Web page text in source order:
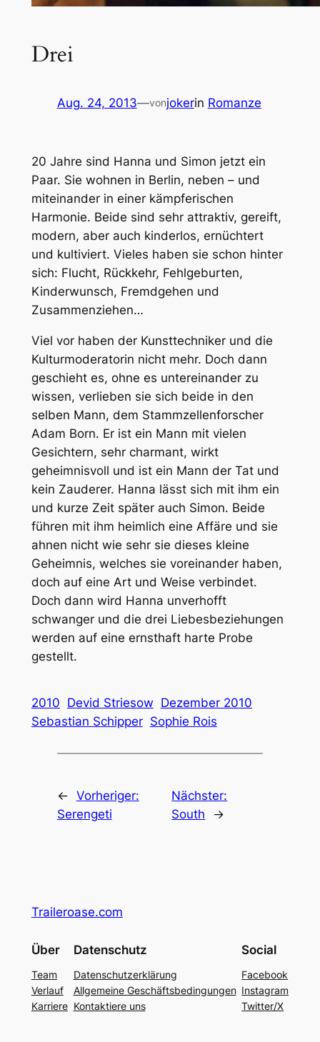
Drei
Aug. 24, 2013—vonjokerin Romanze
20 Jahre sind Hanna und Simon jetzt ein
Paar. Sie wohnen in Berlin, neben – und
miteinander in einer kämpferischen
Harmonie. Beide sind sehr attraktiv, gereift,
modern, aber auch kinderlos, ernüchtert
und kultiviert. Vieles haben sie schon hinter
sich: Flucht, Rückkehr, Fehlgeburten,
Kinderwunsch, Fremdgehen und
Zusammenziehen…
Viel vor haben der Kunsttechniker und die
Kulturmoderatorin nicht mehr. Doch dann
geschieht es, ohne es untereinander zu
wissen, verlieben sie sich beide in den
selben Mann, dem Stammzellenforscher
Adam Born. Er ist ein Mann mit vielen
Gesichtern, sehr charmant, wirkt
geheimnisvoll und ist ein Mann der Tat und
kein Zauderer. Hanna lässt sich mit ihm ein
und kurze Zeit später auch Simon. Beide
führen mit ihm heimlich eine Affäre und sie
ahnen nicht wie sehr sie dieses kleine
Geheimnis, welches sie voreinander haben,
doch auf eine Art und Weise verbindet.
Doch dann wird Hanna unverhofft
schwanger und die drei Liebesbeziehungen
werden auf eine ernsthaft harte Probe
gestellt.
2010 Devid Striesow Dezember 2010
Sebastian Schipper Sophie Rois
← Vorheriger:
Serengeti
Nächster:
South
→
Traileroase.com
Über
Team
Verlauf
Karriere
Datenschutz
Datenschutzerklärung
Allgemeine Geschäftsbedingungen
Kontaktiere uns
Social
Facebook
Instagram
Twitter/X